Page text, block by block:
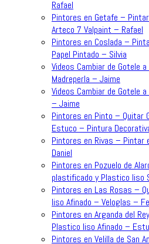
Rafael
Pintores en Getafe –
Arteco 7 Valpaint – Rafael
Pintores en Coslada –
Papel Pintado – Silvia
Videos Cambiar de Gotele
Madreperla – Jaime
Videos Cambiar de Gotele
– Jaime
Pintores en Pinto – Quitar
Estuco – Pintura
Pintores en Rivas – Pintar
Daniel
Pintores en Pozuelo de
plastificado y Plastico liso
Pintores en Las Rosas –
liso Afinado – Veloglas –
Pintores en Arganda del
Plastico liso Afinado –
Pintores en Velilla de San